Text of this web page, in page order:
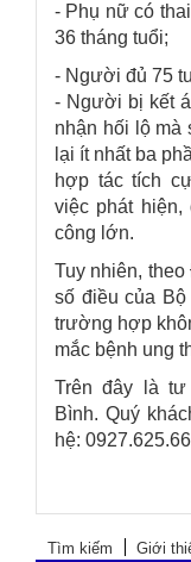
- Phụ nữ có
36 tháng tuổi;
- Người đủ 75
- Người bị kết
nhận hối lộ mà
lại ít nhất ba
hợp tác tích
việc phát
công lớn.
Tuy nhiên,
số điều của
trường hợp
mắc bệnh ung
Trên đây là
Bình. Quý
hệ:
Tìm kiếm Giới